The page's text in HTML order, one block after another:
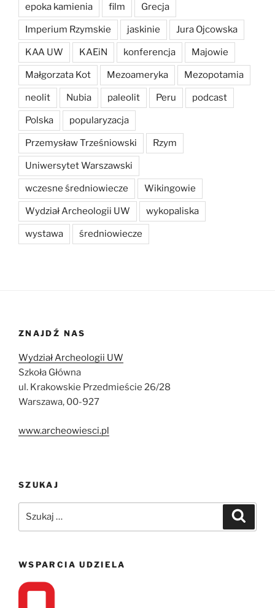
epoka kamienia film Grecja
Imperium Rzymskie jaskinie Jura Ojcowska
KAA UW KAEiN konferencja Majowie
Małgorzata Kot Mezoameryka Mezopotamia
neolit Nubia paleolit Peru podcast
Polska popularyzacja
Przemysław Trześniowski Rzym
Uniwersytet Warszawski
wczesne średniowiecze Wikingowie
Wydział Archeologii UW wykopaliska
wystawa średniowiecze
ZNAJDŹ NAS
Wydział Archeologii UW
Szkoła Główna
ul. Krakowskie Przedmieście 26/28
Warszawa, 00-927
www.archeowiesci.pl
SZUKAJ
WSPARCIA UDZIELA